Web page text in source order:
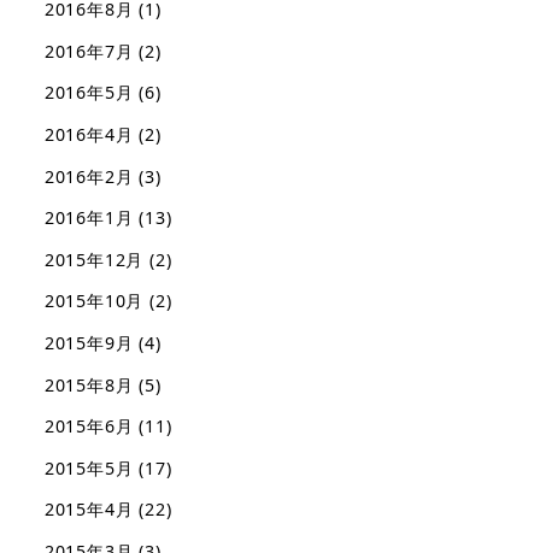
2016年8月 (1)
2016年7月 (2)
2016年5月 (6)
2016年4月 (2)
2016年2月 (3)
2016年1月 (13)
2015年12月 (2)
2015年10月 (2)
2015年9月 (4)
2015年8月 (5)
2015年6月 (11)
2015年5月 (17)
2015年4月 (22)